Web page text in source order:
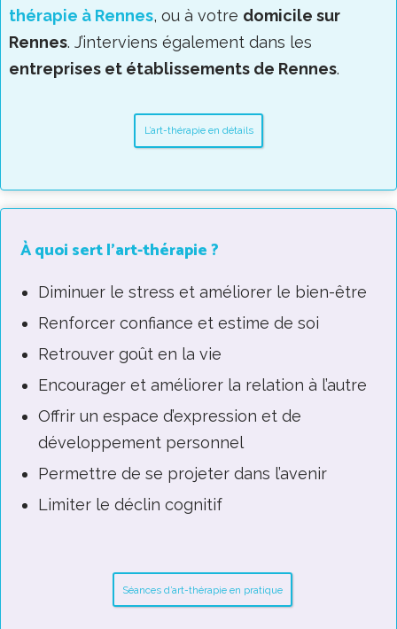
thérapie à Rennes, ou à votre domicile sur
Rennes. J’interviens également dans les
entreprises et établissements de Rennes.
L’art-thérapie en détails
À quoi sert l’art-thérapie ?
Diminuer le stress et améliorer le bien-être
Renforcer confiance et estime de soi
Retrouver goût en la vie
Encourager et améliorer la relation à l’autre
Offrir un espace d’expression et de
développement personnel
Permettre de se projeter dans l’avenir
Limiter le déclin cognitif
Séances d’art-thérapie en pratique